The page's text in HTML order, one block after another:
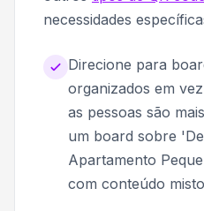
necessidades
Direcione para
organizados em
as pessoas são
um board sobre
Apartamento
com conteúdo misto